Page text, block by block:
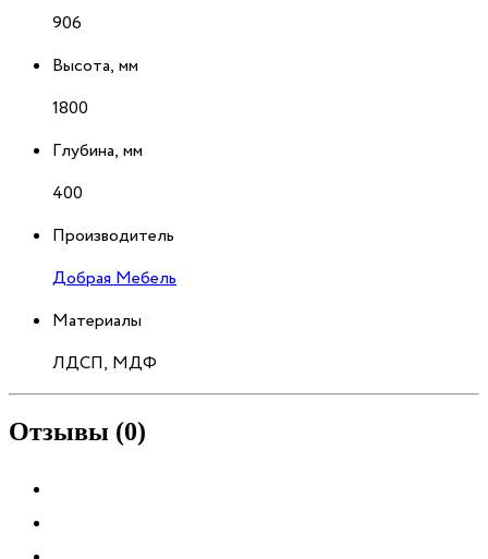
906
Высота, мм
1800
Глубина, мм
400
Производитель
Добрая Мебель
Материалы
ЛДСП, МДФ
Отзывы (0)